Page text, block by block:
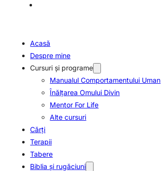
Acasă
Despre mine
Cursuri și programe
Manualul Comportamentului Uman
Înălțarea Omului Divin
Mentor For Life
Alte cursuri
Cărți
Terapii
Tabere
Biblia şi rugăciuni